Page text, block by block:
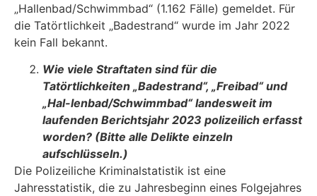
„Hallenbad/Schwimmbad“ (1.162 Fälle) gemel­det. Für
die Tatörtlichkeit „Badestrand“ wurde im Jahr 2022
kein Fall bekannt.
Wie viele Straftaten sind für die
Tatörtlichkeiten „Badestrand“, „Freibad“ und
„Hal-lenbad/Schwimmbad“ landesweit im
laufenden Berichtsjahr 2023 polizeilich er­fasst
worden? (Bitte alle Delikte einzeln
aufschlüsseln.)
Die Polizeiliche Kriminalstatistik ist eine
Jahresstatistik, die zu Jahresbeginn eines Folgejahres